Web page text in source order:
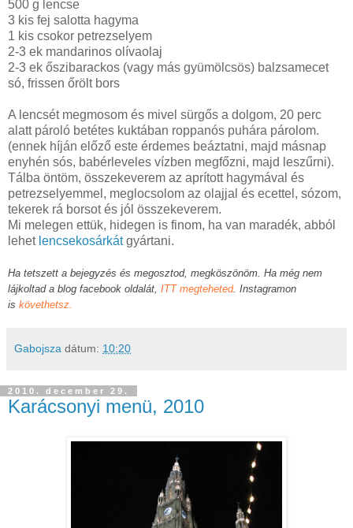
500 g lencse
3 kis fej salotta hagyma
1 kis csokor petrezselyem
2-3 ek mandarinos olívaolaj
2-3 ek őszibarackos (vagy más gyümölcsös) balzsamecet
só, frissen őrölt bors
A lencsét megmosom és mivel sürgős a dolgom, 20 perc
alatt pároló betétes kuktában roppanós puhára párolom.
(ennek híján előző este érdemes beáztatni, majd másnap
enyhén sós, babérleveles vízben megfőzni, majd leszűrni).
Tálba öntöm, összekeverem az aprított hagymával és
petrezselyemmel, meglocsolom az olajjal és ecettel, sózom,
tekerek rá borsot és jól összekeverem.
Mi melegen ettük, hidegen is finom, ha van maradék, abból
lehet lencsekosárkátgyártani.
Ha tetszett a bejegyzés és megosztod, megköszönöm. Ha még nem
lájkoltad a blog facebook oldalát, ITT megteheted. Instagramon
is követhetsz.
Gabojsza dátum: 10:20
2010. december 29.
Karácsonyi menü, 2010